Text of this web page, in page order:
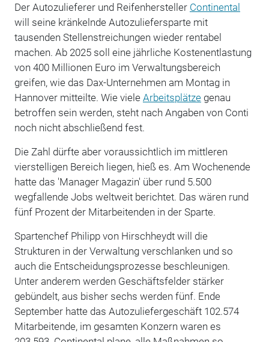
Der Autozulieferer und Reifenhersteller Continental
will seine kränkelnde Autozuliefersparte mit
tausenden Stellenstreichungen wieder rentabel
machen. Ab 2025 soll eine jährliche Kostenentlastung
von 400 Millionen Euro im Verwaltungsbereich
greifen, wie das Dax-Unternehmen am Montag in
Hannover mitteilte. Wie viele Arbeitsplätzegenau
betroffen sein werden, steht nach Angaben von Conti
noch nicht abschließend fest.
Die Zahl dürfte aber voraussichtlich im mittleren
vierstelligen Bereich liegen, hieß es. Am Wochenende
hatte das 'Manager Magazin' über rund 5.500
wegfallende Jobs weltweit berichtet. Das wären rund
fünf Prozent der Mitarbeitenden in der Sparte.
Spartenchef Philipp von Hirschheydt will die
Strukturen in der Verwaltung verschlanken und so
auch die Entscheidungsprozesse beschleunigen.
Unter anderem werden Geschäftsfelder stärker
gebündelt, aus bisher sechs werden fünf. Ende
September hatte das Autozuliefergeschäft 102.574
Mitarbeitende, im gesamten Konzern waren es